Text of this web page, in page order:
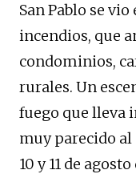
San Pablo se
incendios, que
condominios,
rurales. Un
fuego que lleva
muy parecido al
10 y 11 de